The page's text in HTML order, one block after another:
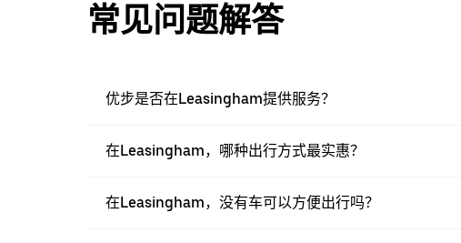
常见问题解答
优步是否在Leasingham提供服务？
在Leasingham，哪种出行方式最实惠？
在Leasingham，没有车可以方便出行吗？